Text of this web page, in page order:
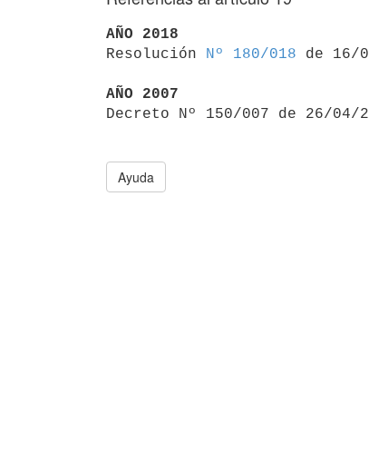
AÑO 2018
Resolución
Nº 180/018 de 16/
AÑO 2007
Decreto Nº 150/007 de 26/
Ayuda